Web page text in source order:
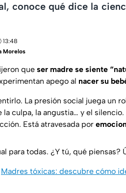
conoce qué dice la
13:48
Morelos
que ser madre se siente
apego al nacer su
La presión social juega un
la culpa, la angustia… y el
Está atravesada por
para todas. ¿Y tú, qué
Madres tóxicas: descubre cómo